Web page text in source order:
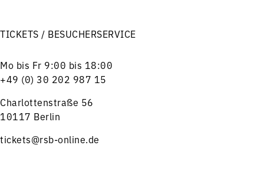
TICKETS / BESUCHERSERVICE
Mo bis Fr 9:00 bis 18:00
+49 (0) 30 202 987 15
Charlottenstraße 56
10117 Berlin
tickets@rsb-online.de